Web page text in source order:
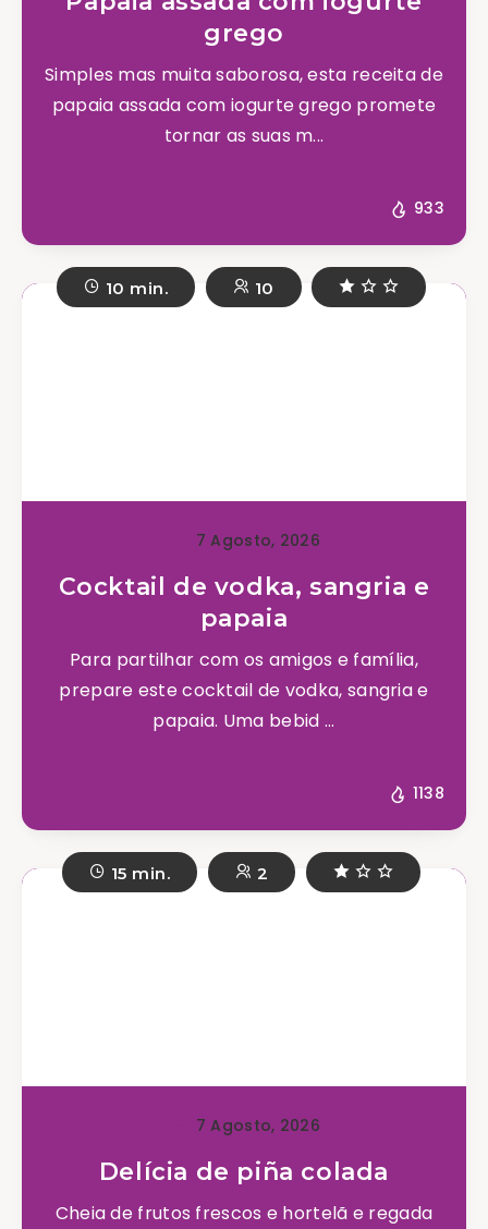
grego
Simples mas muita saborosa, esta receita de
papaia assada com iogurte grego promete
tornar as suas m...
933
10 min. 10
7 Agosto, 2026
Cocktail de vodka, sangria e
papaia
Para partilhar com os amigos e família,
prepare este cocktail de vodka, sangria e
papaia. Uma bebid ...
1138
15 min. 2
7 Agosto, 2026
Delícia de piña colada
Cheia de frutos frescos e hortelã e regada